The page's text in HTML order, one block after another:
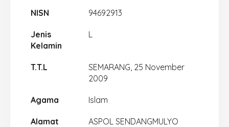
NISN 94692913
Jenis
Kelamin
L
T.T.L
SEMARANG, 25 November
2009
Agama Islam
Alamat
ASPOL SENDANGMULYO